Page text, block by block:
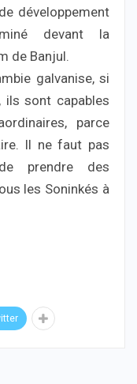
développement
devant la
de Banjul.
galvanise, si
ils sont capables
parce
Il ne faut pas
prendre des
les Soninkés à